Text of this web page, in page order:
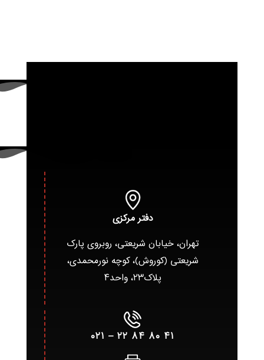
دفتر مرکزی
تهران، خیابان شریعتی، روبروی پارک
شریعتی (کوروش)، کوچه نورمحمدی،
پلاک۲۳، واحد۴
۴۱ ۸۰ ۸۴ ۲۲ – ۰۲۱